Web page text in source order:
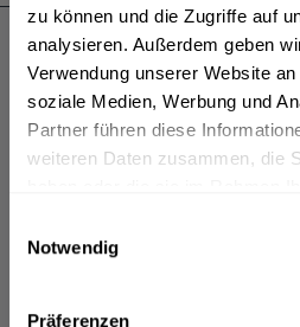
zu können und die Zugriffe auf
analysieren. Außerdem geben
Verwendung unserer Website
soziale Medien, Werbung und
Partner führen diese
weiteren Daten zusammen, die
Notwendig
Präferenzen
Scharlachberg
Scharlachberg wird in den
Städten, Orten und